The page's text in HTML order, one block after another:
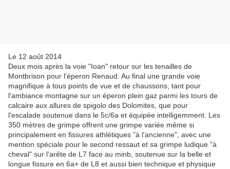
Le 12 août 2014
Deux mois après la voie "Ioan" retour sur les tenailles de
Montbrison pour l'éperon Renaud. Au final une grande voie
magnifique à tous points de vue et de chaussons, tant pour
l'ambiance montagne sur un éperon plein gaz parmi les tours de
calcaire aux allures de spigolo des Dolomites, que pour
l'escalade soutenue dans le 5c/6a et équipée intelligemment. Les
350 mètres de grimpe offrent une grimpe variée même si
principalement en fissures athlétiques "à l'ancienne", avec une
mention spéciale pour le second ressaut et sa grimpe ludique "à
cheval" sur l'arête de L7 face au minb, soutenue sur la belle et
longue fissure en 6a+ de L8 et aussi bien technique et physique